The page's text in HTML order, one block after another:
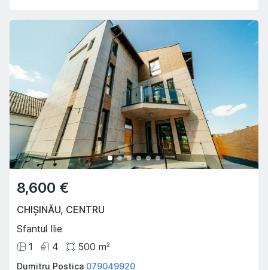
8,600 €
CHIȘINĂU, CENTRU
Sfantul Ilie
1
4 500 m2
Dumitru Postica 079049920